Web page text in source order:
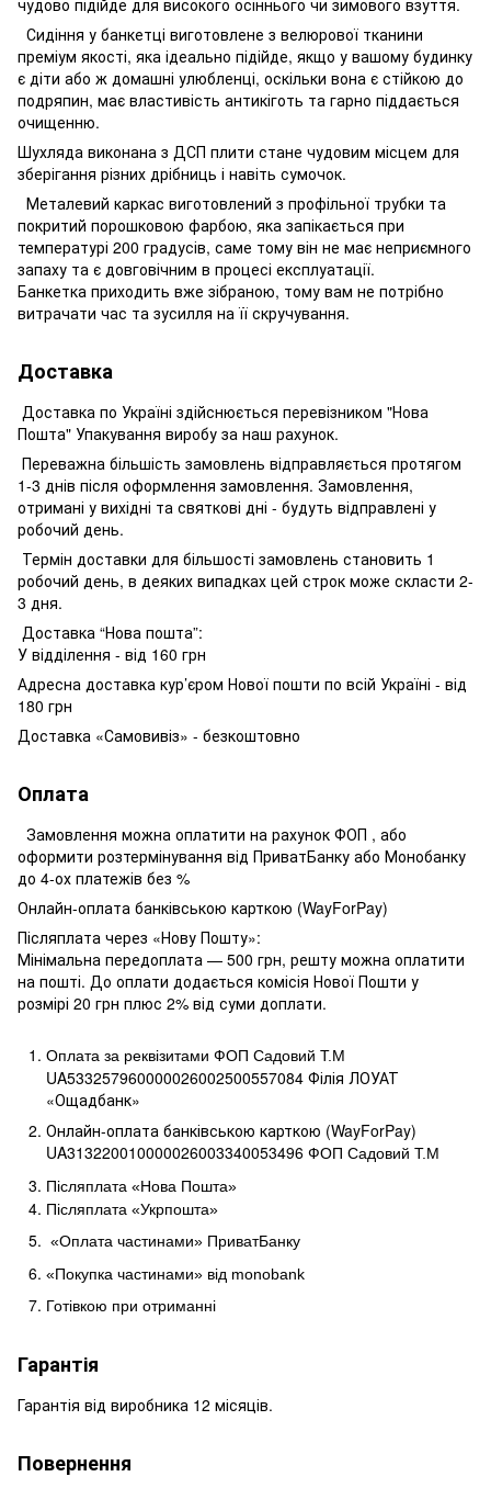
чудово підійде для високого осіннього чи зимового взуття.
Сидіння у банкетці виготовлене з велюрової тканини
преміум якості, яка ідеально підійде, якщо у вашому будинку
є діти або ж домашні улюбленці, оскільки вона є стійкою до
подряпин, має властивість антикіготь та гарно піддається
очищенню.
Шухляда виконана з ДСП плити стане чудовим місцем для
зберігання різних дрібниць і навіть сумочок.
Металевий каркас виготовлений з профільної трубки та
покритий порошковою фарбою, яка запікається при
температурі 200 градусів, саме тому він не має неприємного
запаху та є довговічним в процесі експлуатації.
Банкетка приходить вже зібраною, тому вам не потрібно
витрачати час та зусилля на її скручування.
Доставка
Доставка по Україні здійснюється перевізником "Нова
Пошта" Упакування виробу за наш рахунок.
Переважна більшість замовлень відправляється протягом
1-3 днів після оформлення замовлення. Замовлення,
отримані у вихідні та святкові дні - будуть відправлені у
робочий день.
Термін доставки для більшості замовлень становить 1
робочий день, в деяких випадках цей строк може скласти 2-
3 дня.
Доставка “Нова пошта”:
У відділення - від 160 грн
Адресна доставка кур’єром Нової пошти по всій Україні - від
180 грн
Доставка «Самовивіз» - безкоштовно
Оплата
Замовлення можна оплатити на рахунок ФОП , або
оформити розтермінування від ПриватБанку або Монобанку
до 4-ох платежів без %
Онлайн-оплата банківською карткою (WayForPay)
Післяплата через «Нову Пошту»:
Мінімальна передоплата — 500 грн, решту можна оплатити
на пошті. До оплати додається комісія Нової Пошти у
розмірі 20 грн плюс 2% від суми доплати.
Оплата за реквізитами ФОП Садовий Т.М
UA533257960000026002500557084 Філія ЛОУАТ
«Ощадбанк»
Онлайн-оплата банківською карткою (WayForPay)
UA313220010000026003340053496 ФОП Садовий Т.М
Післяплата «Нова Пошта»
Післяплата «Укрпошта»
«Оплата частинами» ПриватБанку
«Покупка частинами» від monobank
Готівкою при отриманні
Гарантія
Гарантія від виробника 12 місяців.
Повернення